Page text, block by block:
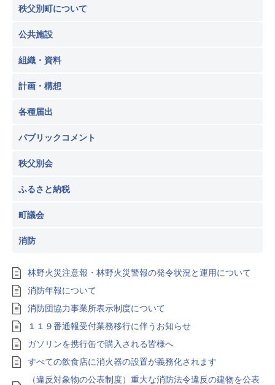
秩父別町について
公共施設
組織・資料
計画・構想
各種届出
パブリックコメント
秩父別会
ふるさと納税
町議会
消防
林野火災注意報・林野火災警報の発令状況と運用について
消防年報について
消防団協力事業所表示制度について
１１９番通報受付業務移行に伴うお知らせ
ガソリンを携行缶で購入される皆様へ
すべての飲食店に消火器の設置が義務化されます
（違反対象物の公表制度）重大な消防法令違反の建物を公表